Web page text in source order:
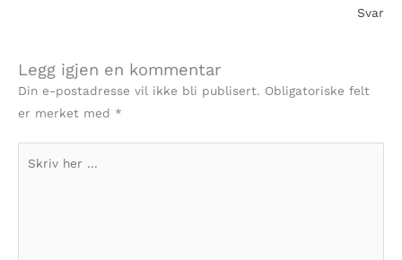
Svar
Legg igjen en kommentar
Din e-postadresse vil ikke bli publisert. Obligatoriske felt
er merket med *